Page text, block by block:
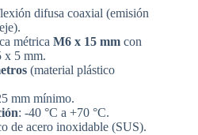
difusa coaxial (emisión
métrica M6 x 15 mm con
x 5 mm.
(material plástico
mm mínimo.
: -40 °C a +70 °C.
de acero inoxidable (SUS).